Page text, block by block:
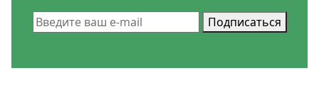
Подписаться